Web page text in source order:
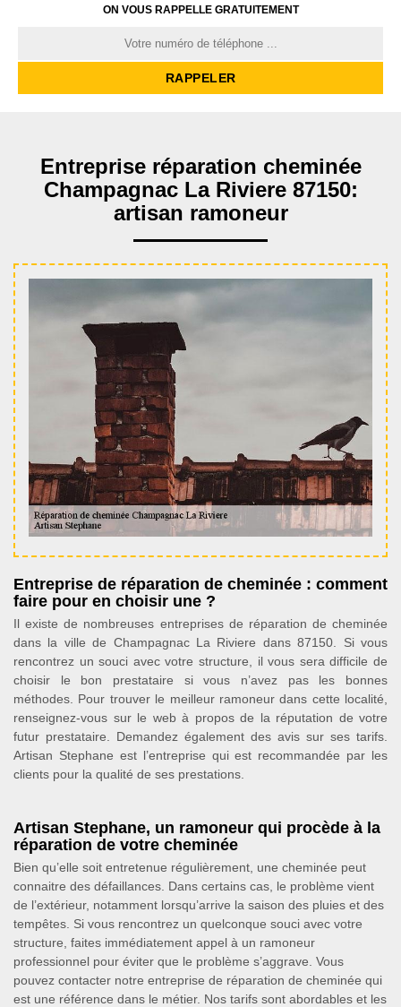
ON VOUS RAPPELLE GRATUITEMENT
Entreprise réparation cheminée
Champagnac La Riviere 87150:
artisan ramoneur
Entreprise de réparation de cheminée : comment
faire pour en choisir une ?
Il existe de nombreuses entreprises de réparation de cheminée
dans la ville de Champagnac La Riviere dans 87150. Si vous
rencontrez un souci avec votre structure, il vous sera difficile de
choisir le bon prestataire si vous n’avez pas les bonnes
méthodes. Pour trouver le meilleur ramoneur dans cette localité,
renseignez-vous sur le web à propos de la réputation de votre
futur prestataire. Demandez également des avis sur ses tarifs.
Artisan Stephane est l’entreprise qui est recommandée par les
clients pour la qualité de ses prestations.
Artisan Stephane, un ramoneur qui procède à la
réparation de votre cheminée
Bien qu’elle soit entretenue régulièrement, une cheminée peut
connaitre des défaillances. Dans certains cas, le problème vient
de l’extérieur, notamment lorsqu’arrive la saison des pluies et des
tempêtes. Si vous rencontrez un quelconque souci avec votre
structure, faites immédiatement appel à un ramoneur
professionnel pour éviter que le problème s’aggrave. Vous
pouvez contacter notre entreprise de réparation de cheminée qui
est une référence dans le métier. Nos tarifs sont abordables et les